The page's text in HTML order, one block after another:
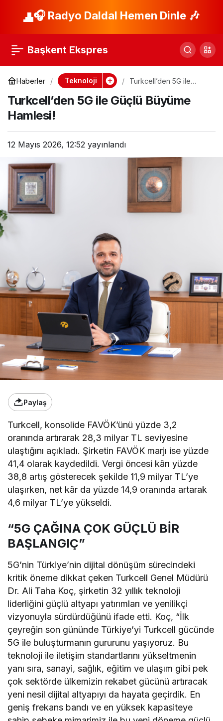
🎧 Radyo Daldal Hemen Dinle 🎶
Başkent Ekspres
Haberler Teknoloji
Turkcell’den 5G ile
Turkcell’den 5G ile Güçlü Büyüme
Hamlesi!
12 Mayıs 2026, 12:52 yayınlandı
Paylaş
Turkcell, konsolide FAVÖK’ünü yüzde 3,2
oranında artırarak 28,3 milyar TL seviyesine
ulaştığını açıkladı. Şirketin FAVÖK marjı ise yüzde
41,4 olarak kaydedildi. Vergi öncesi kârı yüzde
38,8 artış gösterecek şekilde 11,9 milyar TL’ye
ulaşırken, net kâr da yüzde 14,9 oranında artarak
4,6 milyar TL’ye yükseldi.
“5G ÇAĞINA ÇOK GÜÇLÜ BİR
BAŞLANGIÇ”
5G’nin Türkiye’nin dijital dönüşüm sürecindeki
kritik öneme dikkat çeken Turkcell Genel Müdürü
Dr. Ali Taha Koç, şirketin 32 yıllık teknoloji
liderliğini güçlü altyapı yatırımları ve yenilikçi
vizyonuyla sürdürdüğünü ifade etti. Koç, “İlk
çeyreğin son gününde Türkiye’yi Turkcell gücünde
5G ile buluşturmanın gururunu yaşıyoruz. Bu
teknoloji ile iletişim standartlarını yükseltmenin
yanı sıra, sanayi, sağlık, eğitim ve ulaşım gibi pek
çok sektörde ülkemizin rekabet gücünü artıracak
yeni nesil dijital altyapıyı da hayata geçirdik. En
geniş frekans bandı ve en yüksek kapasiteye
Netflix’in Küresel
Kültüre Yansımalar
Paylaş